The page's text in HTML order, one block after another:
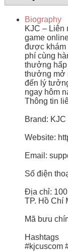
Biography
KJC – Liên
game
được khám
phí cùng
thưởng hấp
thưởng mở
đến lý
ngay hôm
Thông tin
Brand: KJC
Website:
Email:
Số điện
Địa chỉ:
TP. Hồ Chí
Mã bưu
Hashtags
#kjcuscom